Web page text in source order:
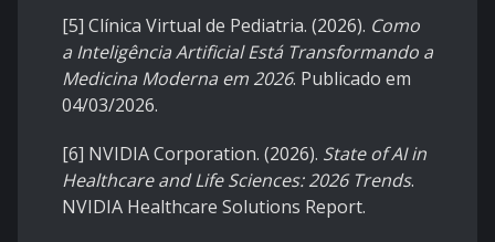
[5] Clínica Virtual de Pediatria. (2026). Como
a Inteligência Artificial Está Transformando a
Medicina Moderna em 2026. Publicado em
04/03/2026.
[6] NVIDIA Corporation. (2026). State of AI in
Healthcare and Life Sciences: 2026 Trends.
NVIDIA Healthcare Solutions Report.